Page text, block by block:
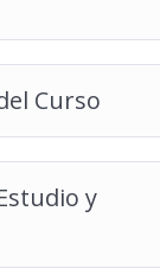
Curso
y